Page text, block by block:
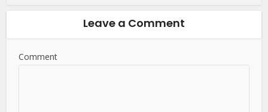
Leave a Comment
Comment